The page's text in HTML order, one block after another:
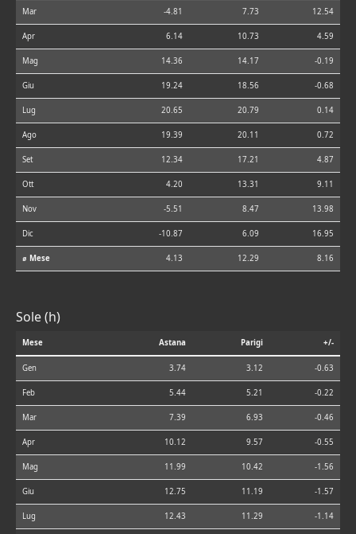
Mar -4.81 7.73 12.54
Apr 6.14 10.73 4.59
Mag 14.36 14.17 -0.19
Giu 19.24 18.56 -0.68
Lug 20.65 20.79 0.14
Ago 19.39 20.11 0.72
Set 12.34 17.21 4.87
Ott 4.20 13.31 9.11
Nov -5.51 8.47 13.98
Dic -10.87 6.09 16.95
⌀ Mese 4.13 12.29 8.16
Sole (h)
Mese Astana Parigi +/-
Gen 3.74 3.12 -0.63
Feb 5.44 5.21 -0.22
Mar 7.39 6.93 -0.46
Apr 10.12 9.57 -0.55
Mag 11.99 10.42 -1.56
Giu 12.75 11.19 -1.57
Lug 12.43 11.29 -1.14